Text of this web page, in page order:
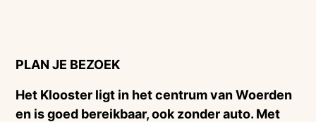
PLAN JE BEZOEK
Het Klooster ligt in het centrum van Woerden
en is goed bereikbaar, ook zonder auto. Met